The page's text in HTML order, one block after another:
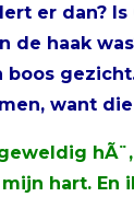
er dan?
de haak
boos
want
hart. En